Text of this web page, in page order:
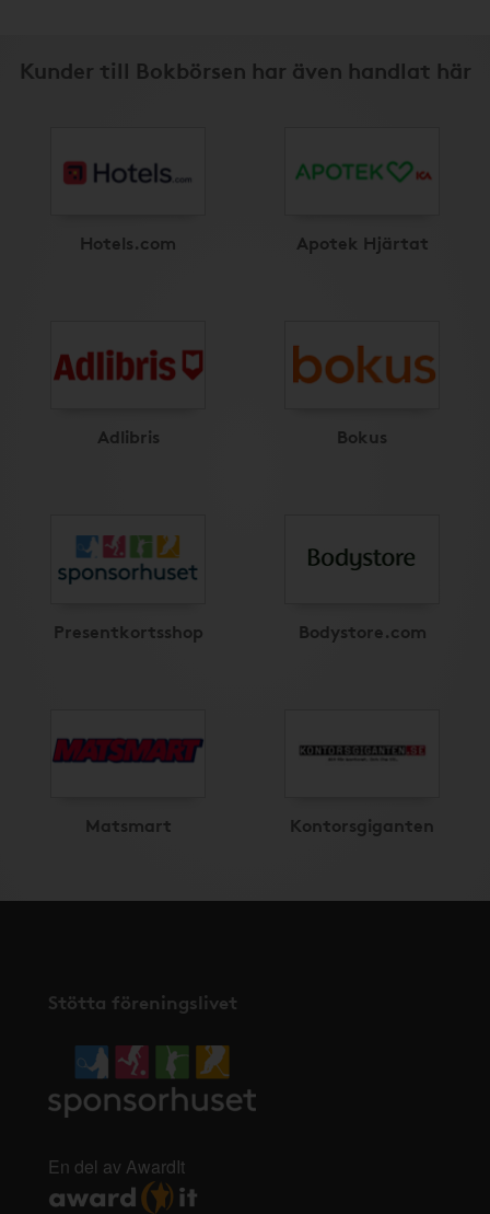
Kunder till Bokbörsen har även handlat här
Hotels.com Apotek Hjärtat
Adlibris Bokus
Presentkortsshop Bodystore.com
Matsmart Kontorsgiganten
Stötta föreningslivet
En del av AwardIt